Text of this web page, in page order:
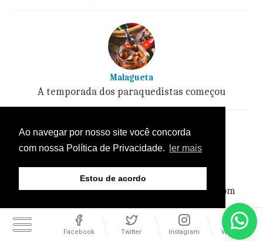
Ao navegar por nosso site você concorda
com nossa Política de Privacidade.
ler mais
Estou de acordo
Facebook Twitter Instagram WhatsApp
Malagueta
A temporada dos paraquedistas começou
O Olhar do Interior
O regresso das cavalgadas e o reencontro com